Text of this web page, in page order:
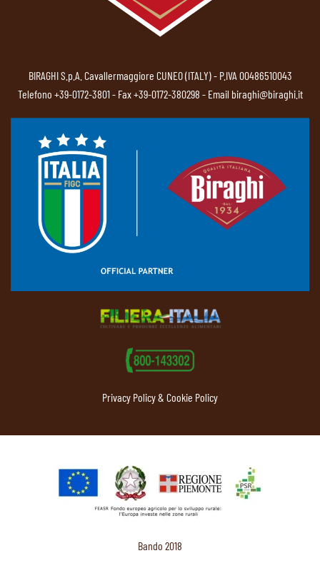
BIRAGHI S.p.A. Cavallermaggiore CUNEO (ITALY) - P.IVA 00486510043
Telefono +39-0172-3801- Fax +39-0172-380298 - Email biraghi@biraghi.it
Privacy Policy & Cookie Policy
Bando 2018